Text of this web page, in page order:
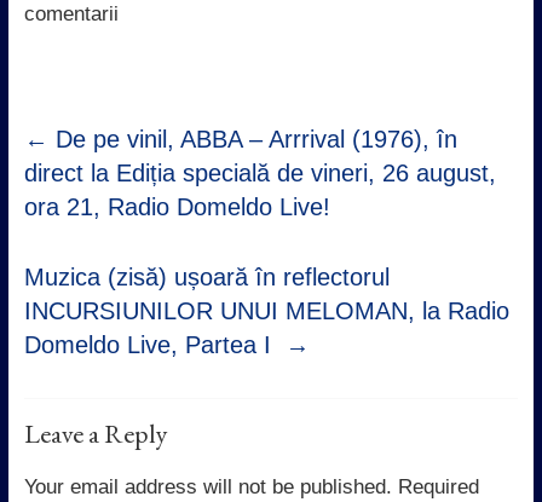
k
p
comentarii
← De pe vinil, ABBA – Arrrival (1976), în
direct la Ediția specială de vineri, 26 august,
ora 21, Radio Domeldo Live!
Muzica (zisă) ușoară în reflectorul
INCURSIUNILOR UNUI MELOMAN, la Radio
Domeldo Live, Partea I
→
Leave a Reply
Your email address will not be published. Required